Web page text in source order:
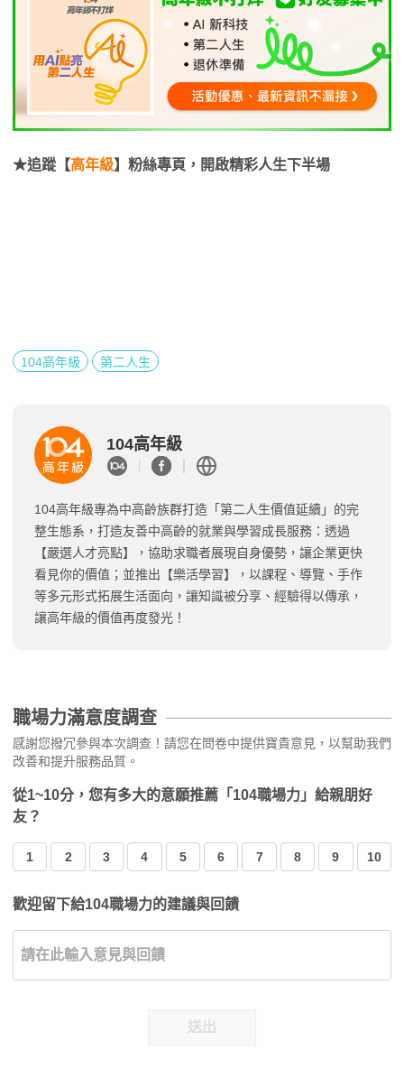
★追蹤【高年級】粉絲專頁，開啟精彩人生下半場
104高年級 第二人生
104高年級
104高年級專為中高齡族群打造「第二人生價值延續」的完
整生態系，打造友善中高齡的就業與學習成長服務：透過
【嚴選人才亮點】，協助求職者展現自身優勢，讓企業更快
看見你的價值；並推出【樂活學習】，以課程、導覽、手作
等多元形式拓展生活面向，讓知識被分享、經驗得以傳承，
讓高年級的價值再度發光！
職場力滿意度調查
感謝您撥冗參與本次調查！請您在問卷中提供寶貴意見，以幫助我們
改善和提升服務品質。
從1~10分，您有多大的意願推薦「104職場力」給親朋好
友？
1 2 3 4 5 6 7 8 9 10
歡迎留下給104職場力的建議與回饋
送出